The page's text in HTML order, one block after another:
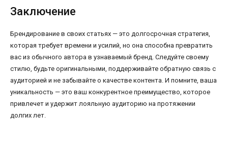
Заключение
Брендирование в своих статьях — это долгосрочная стратегия,
которая требует времени и усилий, но она способна превратить
вас из обычного автора в узнаваемый бренд. Следуйте своему
стилю, будьте оригинальными, поддерживайте обратную связь с
аудиторией и не забывайте о качестве контента. И помните, ваша
уникальность — это ваш конкурентное преимущество, которое
привлечет и удержит лояльную аудиторию на протяжении
долгих лет.